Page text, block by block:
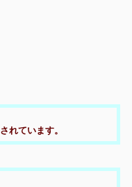
れています。